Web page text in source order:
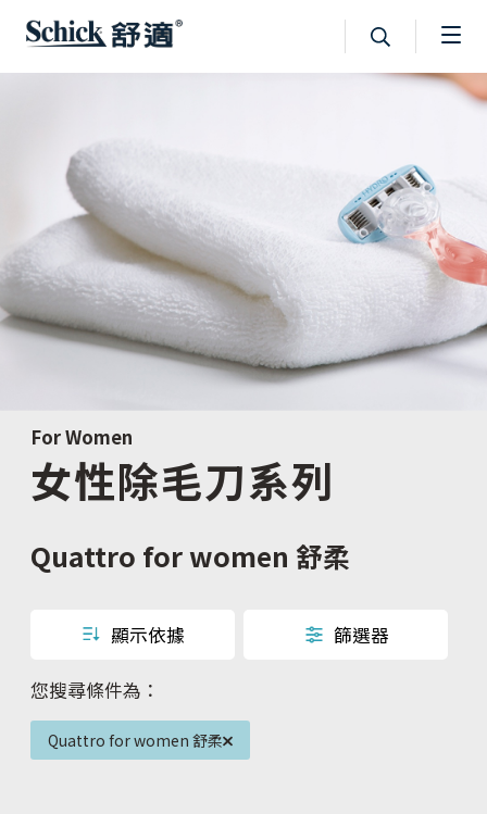
For Women
女性除毛刀系列
Quattro for women 舒柔
您搜尋條件為：
Quattro for women 舒柔
顯示依據 篩選器